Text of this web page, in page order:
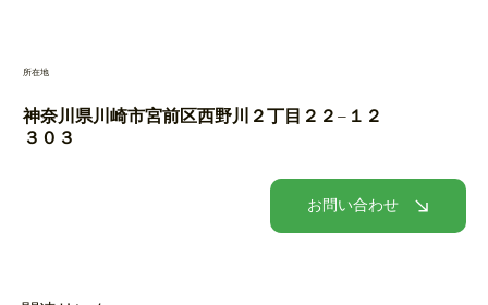
​所在地
神奈川県川崎市宮前区西野川２丁目２２−１２
３０３
お問い合わせ